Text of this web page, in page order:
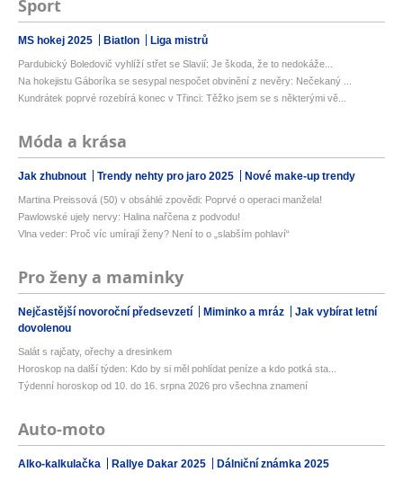
Sport
MS hokej 2025 Biatlon Liga mistrů
Pardubický Boledovič vyhlíží střet se Slavií: Je škoda, že to nedokáže...
Na hokejistu Gáboríka se sesypal nespočet obvinění z nevěry: Nečekaný ...
Kundrátek poprvé rozebírá konec v Třinci: Těžko jsem se s některými vě...
Móda a krása
Jak zhubnout Trendy nehty pro jaro 2025 Nové make-up trendy
Martina Preissová (50) v obsáhlé zpovědi: Poprvé o operaci manžela!
Pawlowské ujely nervy: Halina nařčena z podvodu!
Vlna veder: Proč víc umírají ženy? Není to o „slabším pohlaví“
Pro ženy a maminky
Nejčastější novoroční předsevzetí Miminko a mráz
Jak vybírat letní
dovolenou
Salát s rajčaty, ořechy a dresinkem
Horoskop na další týden: Kdo by si měl pohlídat peníze a kdo potká sta...
Týdenní horoskop od 10. do 16. srpna 2026 pro všechna znamení
Auto-moto
Alko-kalkulačka Rallye Dakar 2025 Dálniční známka 2025